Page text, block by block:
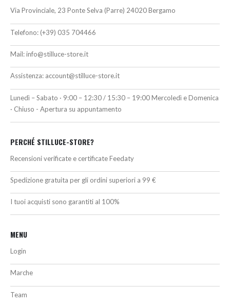
Via Provinciale, 23 Ponte Selva (Parre) 24020 Bergamo
Telefono: (+39) 035 704466
Mail:info@stilluce-store.it
Assistenza: account@stilluce-store.it
Lunedì – Sabato · 9:00 – 12:30 / 15:30 – 19:00 Mercoledì e Domenica
· Chiuso - Apertura su appuntamento
PERCHÉ STILLUCE-STORE?
Recensioni verificate e certificate Feedaty
Spedizione gratuita per gli ordini superiori a 99 €
I tuoi acquisti sono garantiti al 100%
MENU
Login
Marche
Team